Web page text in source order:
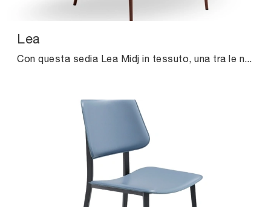
Lea
Con questa sedia Lea Midj in tessuto, una tra le nostre sedute fisse moderne, potrai impreziosire i tuoi spazi.